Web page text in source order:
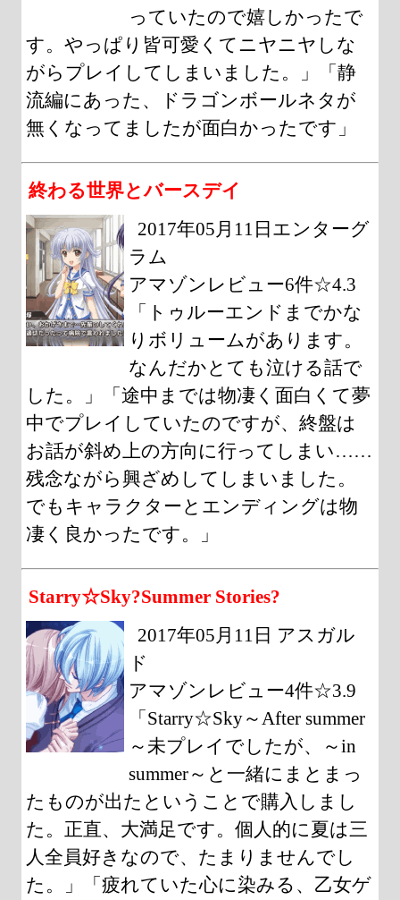
っていたので嬉しかったで
す。やっぱり皆可愛くてニヤニヤしな
がらプレイしてしまいました。」「静
流編にあった、ドラゴンボールネタが
無くなってましたが面白かったです」
終わる世界とバースデイ
2017年05月11日エンターグ
ラム
アマゾンレビュー6件☆4.3
「トゥルーエンドまでかな
りボリュームがあります。
なんだかとても泣ける話で
した。」「途中までは物凄く面白くて夢
中でプレイしていたのですが、終盤は
お話が斜め上の方向に行ってしまい……
残念ながら興ざめしてしまいました。
でもキャラクターとエンディングは物
凄く良かったです。」
Starry☆Sky?Summer Stories?
2017年05月11日 アスガル
ド
アマゾンレビュー4件☆3.9
「Starry☆Sky～After summer
～未プレイでしたが、～in
summer～と一緒にまとまっ
たものが出たということで購入しまし
た。正直、大満足です。個人的に夏は三
人全員好きなので、たまりませんでし
た。」「疲れていた心に染みる、乙女ゲ